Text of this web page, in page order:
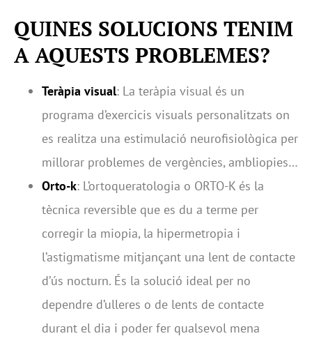
QUINES SOLUCIONS TENIM
A AQUESTS PROBLEMES?
Teràpia visual: La teràpia visual és un
programa d’exercicis visuals personalitzats on
es realitza una estimulació neurofisiològica per
millorar problemes de vergències, ambliopies…
Orto-k: L’ortoqueratologia o ORTO-K és la
tècnica reversible que es du a terme per
corregir la miopia, la hipermetropia i
l’astigmatisme mitjançant una lent de contacte
d’ús nocturn. És la solució ideal per no
dependre d’ulleres o de lents de contacte
durant el dia i poder fer qualsevol mena